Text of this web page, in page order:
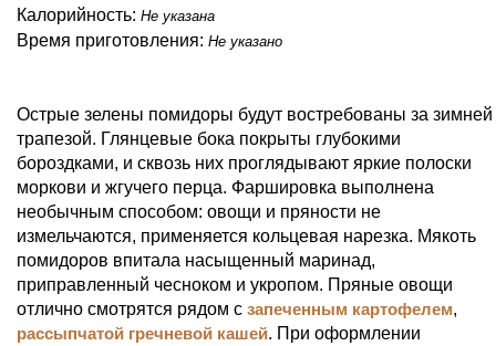
Калорийность: Не указана
Время приготовления: Не указано
Острые зелены помидоры будут востребованы за зимней
трапезой. Глянцевые бока покрыты глубокими
бороздками, и сквозь них проглядывают яркие полоски
моркови и жгучего перца. Фаршировка выполнена
необычным способом: овощи и пряности не
измельчаются, применяется кольцевая нарезка. Мякоть
помидоров впитала насыщенный маринад,
приправленный чесноком и укропом. Пряные овощи
отлично смотрятся рядом с запеченным картофелем,
рассыпчатой гречневой кашей. При оформлении